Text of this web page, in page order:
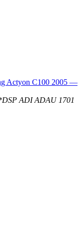
Actyon C100 2005 —
ADI ADAU 1701